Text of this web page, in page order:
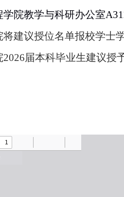
院教学与科研办公室A
建议授位名单报校学士
2026届本科毕业生建议授